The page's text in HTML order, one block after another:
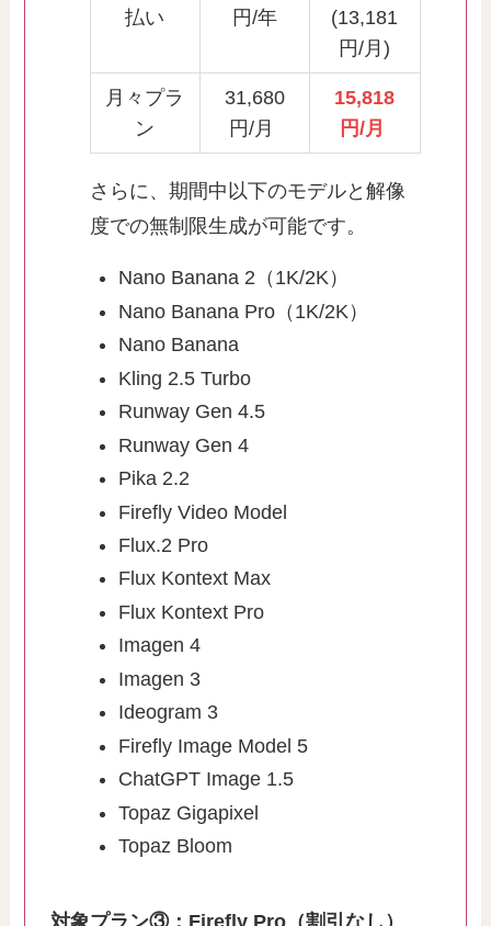
払い 円/年
(13,181
円/月)
月々プラ
ン
31,680
円/月
15,818
円/月
さらに、期間中以下のモデルと解像
度での無制限生成が可能です。
Nano Banana 2（1K/2K）
Nano Banana Pro（1K/2K）
Nano Banana
Kling 2.5 Turbo
Runway Gen 4.5
Runway Gen 4
Pika 2.2
Firefly Video Model
Flux.2 Pro
Flux Kontext Max
Flux Kontext Pro
Imagen 4
Imagen 3
Ideogram 3
Firefly Image Model 5
ChatGPT Image 1.5
Topaz Gigapixel
Topaz Bloom